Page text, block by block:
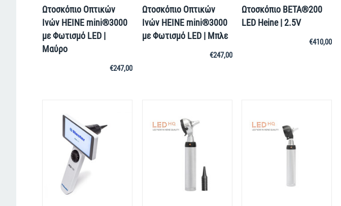
Ωτοσκόπιο Οπτικών
Ινών HEINE mini®3000
με Φωτισμό LED |
Μαύρο
€247,00
Ωτοσκόπιο Οπτικών
Ινών HEINE mini®3000
με Φωτισμό LED | Μπλε
€247,00
Ωτοσκόπιο BETA®200
LED Heine | 2.5V
€410,00